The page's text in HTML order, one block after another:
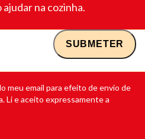
na cozinha.
meu email para efeito de envio de
Li e aceito expressamente a